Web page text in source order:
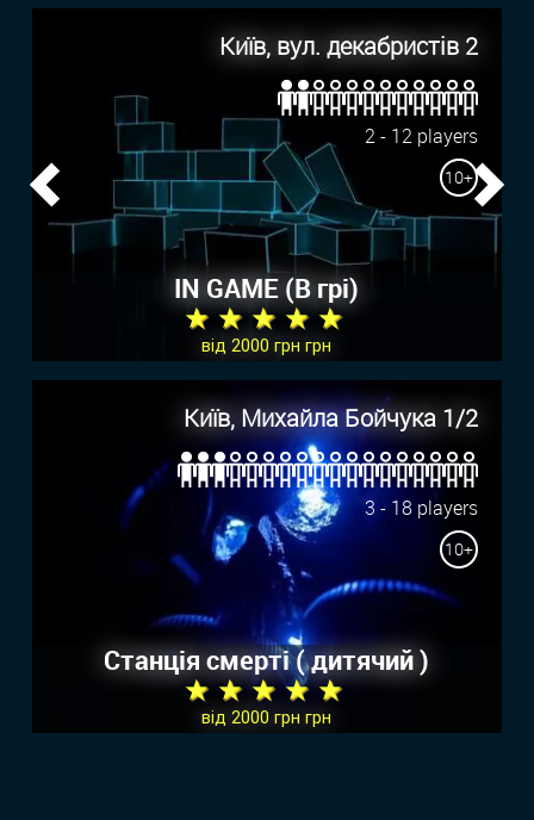
Київ, вул. декабристів 2
2 - 12 players
10+
IN GAME (В грi)
★ ★ ★ ★ ★
від 2000 грн грн
Київ, Михайла Бойчука 1/2
3 - 18 players
10+
Станція смерті ( дитячий )
★ ★ ★ ★ ★
від 2000 грн грн
Previous